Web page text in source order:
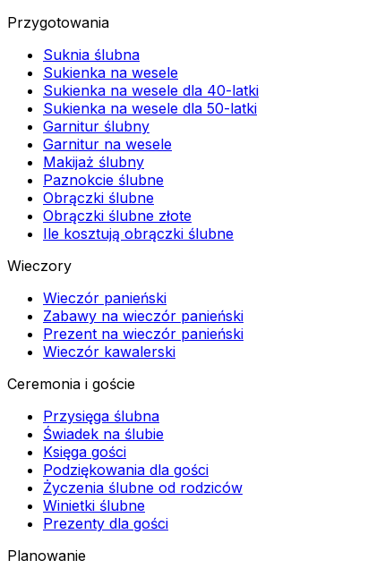
Przygotowania
Suknia ślubna
Sukienka na wesele
Sukienka na wesele dla 40-latki
Sukienka na wesele dla 50-latki
Garnitur ślubny
Garnitur na wesele
Makijaż ślubny
Paznokcie ślubne
Obrączki ślubne
Obrączki ślubne złote
Ile kosztują obrączki ślubne
Wieczory
Wieczór panieński
Zabawy na wieczór panieński
Prezent na wieczór panieński
Wieczór kawalerski
Ceremonia i goście
Przysięga ślubna
Świadek na ślubie
Księga gości
Podziękowania dla gości
Życzenia ślubne od rodziców
Winietki ślubne
Prezenty dla gości
Planowanie